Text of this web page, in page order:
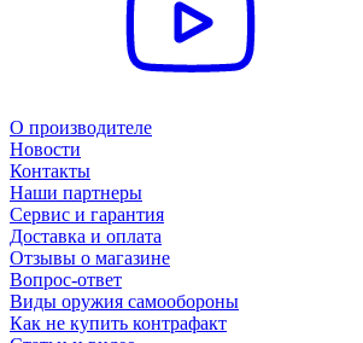
О производителе
Новости
Контакты
Наши партнеры
Сервис и гарантия
Доставка и оплата
Отзывы о магазине
Вопрос-ответ
Виды оружия самообороны
Как не купить контрафакт